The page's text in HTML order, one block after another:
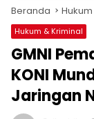
Beranda
Hukum & Kriminal
‎GMNI
KONI
Jaringan